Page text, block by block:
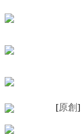
[原創]